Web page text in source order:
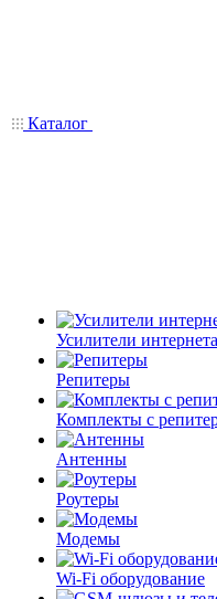
Каталог
Усилители
Репитеры
Комплекты с
Антенны
Роутеры
Модемы
Wi-Fi оборудование